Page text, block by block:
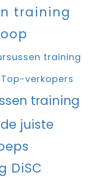
training
training
verkopers
training
juiste
DiSC